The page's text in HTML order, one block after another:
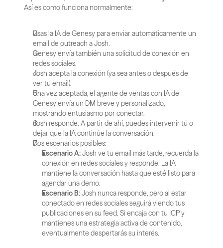
Así es como funciona normalmente:
Usas la IA de Genesy para enviar automáticamente un
email de outreach a Josh.
Genesy envía también una solicitud de conexión en
redes sociales.
Josh acepta la conexión (ya sea antes o después de
ver tu email).
Una vez aceptada, el agente de ventas con IA de
Genesy envía un DM breve y personalizado,
mostrando entusiasmo por conectar.
Josh responde. A partir de ahí, puedes intervenir tú o
dejar que la IA continúe la conversación.
Dos escenarios posibles:
Escenario A: Josh ve tu email más tarde, recuerda la
conexión en redes sociales y responde. La IA
mantiene la conversación hasta que esté listo para
agendar una demo.
Escenario B: Josh nunca responde, pero al estar
conectado en redes sociales seguirá viendo tus
publicaciones en su feed. Si encaja con tu ICP y
mantienes una estrategia activa de contenido,
eventualmente despertarás su interés.